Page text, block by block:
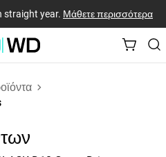
straight year. Μάθετε περισσότερα